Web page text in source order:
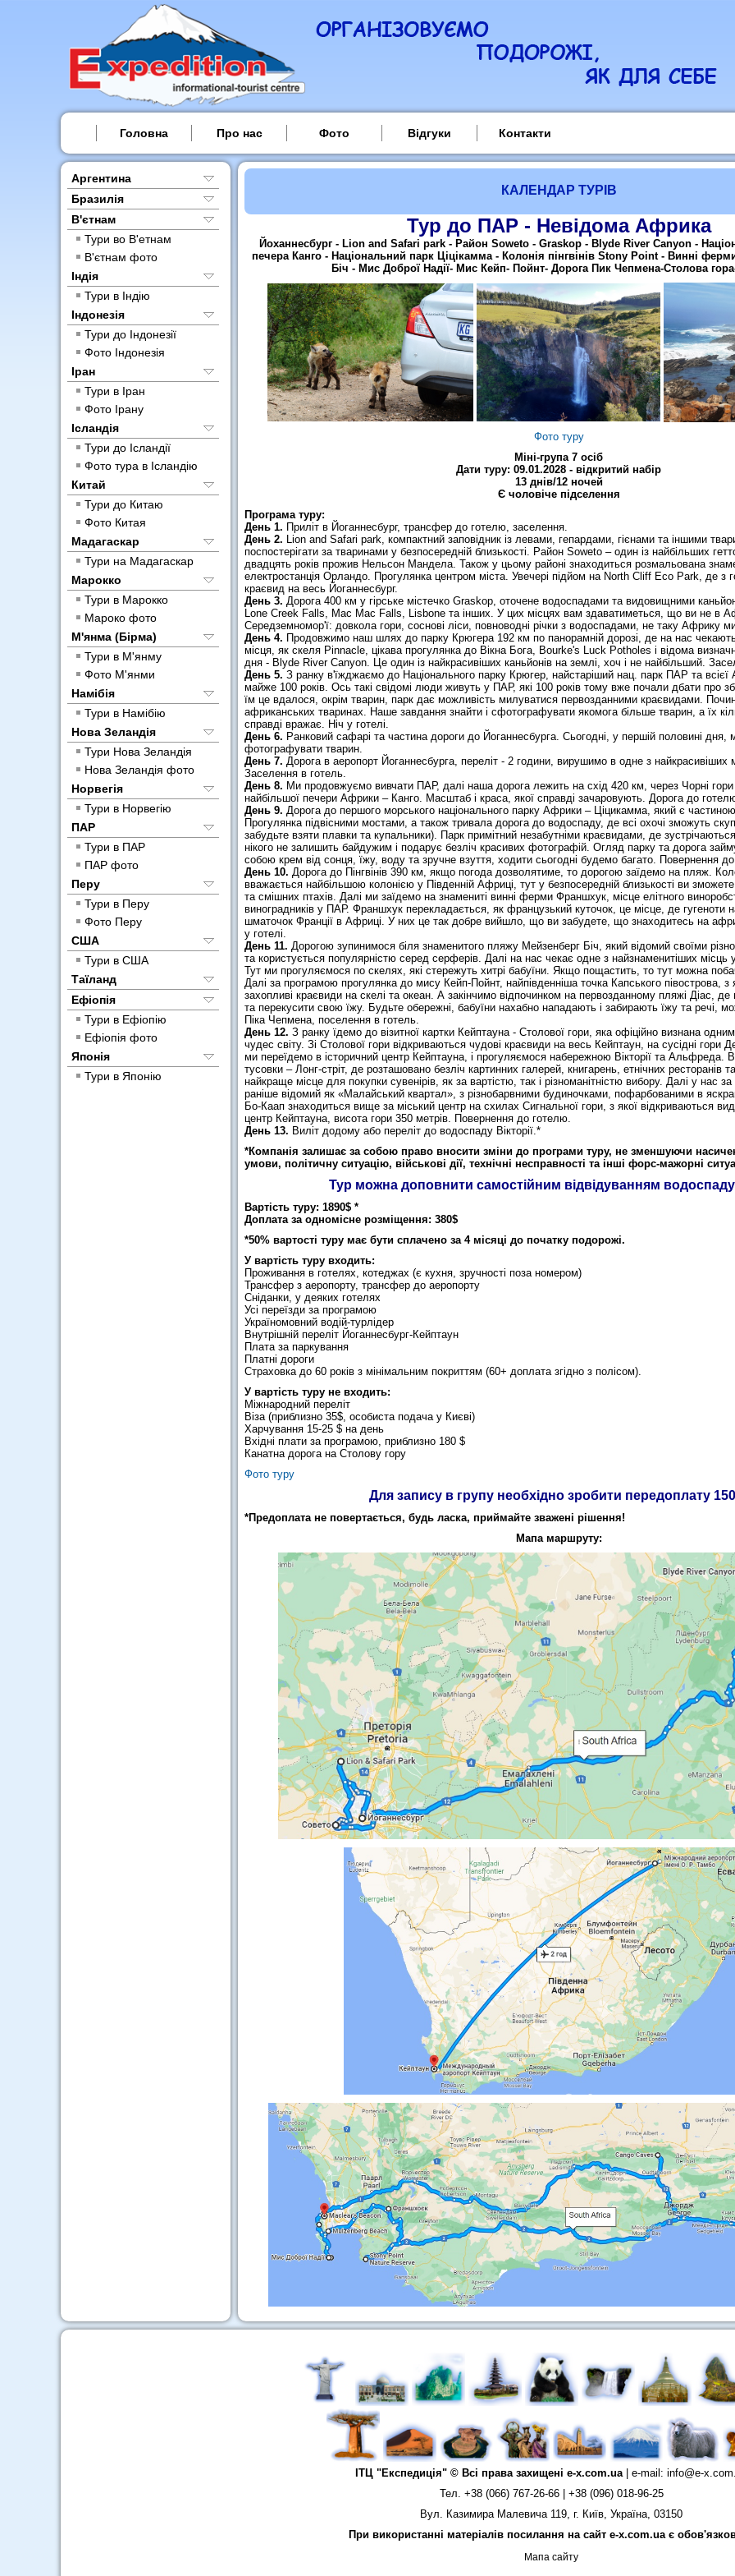
Головна Про нас Фото Відгуки Контакти
Аргентина
Бразилія
В'єтнам
Тури во В'етнам
В'єтнам фото
Індія
Тури в Індію
Індонезія
Тури до Індонезії
Фото Індонезія
Іран
Тури в Іран
Фото Ірану
Ісландія
Тури до Ісландії
Фото тура в Ісландію
Китай
Тури до Китаю
Фото Китая
Мадагаскар
Тури на Мадагаскар
Марокко
Тури в Марокко
Мароко фото
М'янма (Бірма)
Тури в М'янму
Фото М'янми
Намібія
Тури в Намібію
Нова Зеландія
Тури Нова Зеландія
Нова Зеландія фото
Норвегія
Тури в Норвегію
ПАР
Тури в ПАР
ПАР фото
Перу
Тури в Перу
Фото Перу
США
Тури в США
Таїланд
Ефіопія
Тури в Ефіопію
Ефіопія фото
Японія
Тури в Японію
КАЛЕНДАР ТУРІВ
Тур до ПАР - Невідома Африка
Йоханнесбург - Lion and Safari park - Район Soweto - Graskop - Blyde River Canyon -
печера Канго - Національний парк Ціцікамма - Колонія пінгвінів Stony Point - Винні
Біч - Мис Доброї Надії- Мис Кейп- Пойнт- Дорога Пик Чепмена-Столова
Фото туру
Міні-група 7 осіб
Дати туру: 09.01.2028 - відкритий набір
13 днів/12 ночей
Є чоловіче підселення
Програма туру:
День 1. Приліт в Йоганнесбург, трансфер до готелю, заселення.
День 2. Lion and Safari park, компактний заповідник із левами, гепардами, гієнами та іншими
поспостерігати за тваринами у безпосередній близькості. Район Soweto – один із найбільших
двадцять років прожив Нельсон Мандела. Також у цьому районі знаходиться розмальована
електростанція Орландо. Прогулянка центром міста. Увечері підйом на North Cliff Eco Park, де з
краєвид на весь Йоганнесбург.
День 3. Дорога 400 км у гірське містечко Graskop, оточене водоспадами та видовищними
Lone Creek Falls, Mac Mac Falls, Lisbone та інших. У цих місцях вам здаватиметься, що ви не в
Середземномор'ї: довкола гори, соснові ліси, повноводні річки з водоспадами, не таку Африку
День 4. Продовжимо наш шлях до парку Крюгера 192 км по панорамній дорозі, де на нас чекають
місця, як скеля Pinnacle, цікава прогулянка до Вікна Бога, Bourke's Luck Potholes і відома
дня - Blyde River Canyon. Це один із найкрасивіших каньйонів на землі, хоч і не найбільший.
День 5. З ранку в'їжджаємо до Національного парку Крюгер, найстаріший нац. парк ПАР та всієї
майже 100 років. Ось такі свідомі люди живуть у ПАР, які 100 років тому вже почали дбати про
їм це вдалося, окрім тварин, парк дає можливість милуватися первозданними краєвидами.
африканських тваринах. Наше завдання знайти і сфотографувати якомога більше тварин, а їх
справді вражає. Ніч у готелі.
День 6. Ранковий сафарі та частина дороги до Йоганнесбурга. Сьогодні, у першій половині
фотографувати тварин.
День 7. Дорога в аеропорт Йоганнесбурга, переліт - 2 години, вирушимо в одне з найкрасивіших
Заселення в готель.
День 8. Ми продовжуємо вивчати ПАР, далі наша дорога лежить на схід 420 км, через Чорні
найбільшої печери Африки – Канго. Масштаб і краса, якої справді зачаровують. Дорога до
День 9. Дорога до першого морського національного парку Африки – Ціцикамма, який є
Прогулянка підвісними мостами, а також тривала дорога до водоспаду, де всі охочі зможуть
забудьте взяти плавки та купальники). Парк примітний незабутніми краєвидами, де
нікого не залишить байдужим і подарує безліч красивих фотографій. Огляд парку та дорога
собою крем від сонця, їжу, воду та зручне взуття, ходити сьогодні будемо багато. Повернення
День 10. Дорога до Пінгвінів 390 км, якщо погода дозволятиме, то дорогою заїдемо на пляж.
вважається найбільшою колонією у Південній Африці, тут у безпосередній близькості ви зможете
та смішних птахів. Далі ми заїдемо на знамениті винні ферми Франшхук, місце елітного
виноградників у ПАР. Франшхук перекладається, як французький куточок, це місце, де гугеноти
шматочок Франції в Африці. У них це так добре вийшло, що ви забудете, що знаходитесь на
у готелі.
День 11. Дорогою зупинимося біля знаменитого пляжу Мейзенберг Біч, який відомий своїми
та користується популярністю серед серферів. Далі на нас чекає одне з найзнаменитіших місць
Тут ми прогуляємося по скелях, які стережуть хитрі бабуїни. Якщо пощастить, то тут можна
Далі за програмою прогулянка до мису Кейп-Пойнт, найпівденніша точка Капського півострова, з
захопливі краєвиди на скелі та океан. А закінчимо відпочинком на первозданному пляжі Діас,
та перекусити свою їжу. Будьте обережні, бабуїни нахабно нападають і забирають їжу та речі,
Піка Чепмена, поселення в готель.
День 12. З ранку їдемо до візитної картки Кейптауна - Столової гори, яка офіційно визнана
чудес світу. Зі Столової гори відкриваються чудові краєвиди на весь Кейптаун, на сусідні гори
ми переїдемо в історичний центр Кейптауна, і прогуляємося набережною Вікторії та Альфреда.
тусовки – Лонг-стріт, де розташовано безліч картинних галерей, книгарень, етнічних ресторанів
найкраще місце для покупки сувенірів, як за вартістю, так і різноманітністю вибору. Далі у нас
раніше відомий як «Малайський квартал», з різнобарвними будиночками, пофарбованими в
Бо-Каап знаходиться вище за міський центр на схилах Сигнальної гори, з якої відкриваються
центр Кейптауна, висота гори 350 метрів. Повернення до готелю.
День 13. Виліт додому або переліт до водоспаду Вікторії.*
*Компанія залишає за собою право вносити зміни до програми туру, не зменшуючи
умови, політичну ситуацію, військові дії, технічні несправності та інші форс-мажорні
Тур можна доповнити самостійним відвідуванням водоспаду
Вартість туру: 1890$ *
Доплата за одномісне розміщення: 380$
*50% вартості туру має бути сплачено за 4 місяці до початку подорожі.
У вартість туру входить:
Проживання в готелях, котеджах (є кухня, зручності поза номером)
Трансфер з аеропорту, трансфер до аеропорту
Сніданки, у деяких готелях
Усі переїзди за програмою
Україномовний водій-турлідер
Внутрішній переліт Йоганнесбург-Кейптаун
Плата за паркування
Платні дороги
Страховка до 60 років з мінімальним покриттям (60+ доплата згідно з полісом).
У вартість туру не входить:
Міжнародний переліт
Віза (приблизно 35$, особиста подача у Києві)
Харчування 15-25 $ на день
Вхідні плати за програмою, приблизно 180 $
Канатна дорога на Столову гору
Фото туру
Для запису в групу необхідно зробити передоплату
*Предоплата не повертається, будь ласка, приймайте зважені рішення!
Мапа маршруту:
ІТЦ "Експедиція" © Всі права захищені e-x.com.ua| e-mail: info@e-
Тел. +38 (066) 767-26-66 | +38 (096) 018-96-25
Вул. Казимира Малевича 119, г. Київ, Україна, 03150
При використанні матеріалів посилання на сайт e-x.com.ua є
Мапа сайту